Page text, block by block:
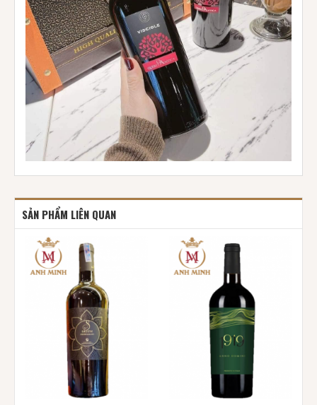
SẢN PHẨM LIÊN QUAN